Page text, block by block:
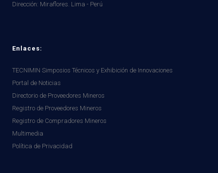
Dirección: Miraflores. Lima - Perú
Enlaces:
TECNIMIN Simposios Técnicos y Exhibición de Innovaciones
Portal de Noticias
Directorio de Proveedores Mineros
Registro de Proveedores Mineros
Registro de Compradores Mineros
Multimedia
Política de Privacidad